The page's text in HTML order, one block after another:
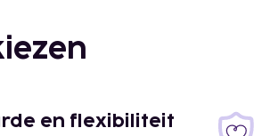
en flexibiliteit